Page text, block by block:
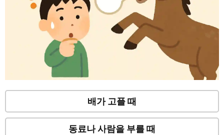
배가 고플 때
동료나 사람을 부를 때